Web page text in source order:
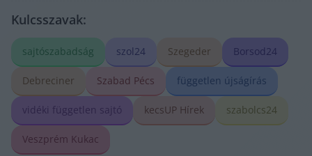
Kulcsszavak:
sajtószabadság szol24 Szegeder Borsod24
Debreciner Szabad Pécs független újságírás
vidéki független sajtó kecsUP Hírek szabolcs24
Veszprém Kukac